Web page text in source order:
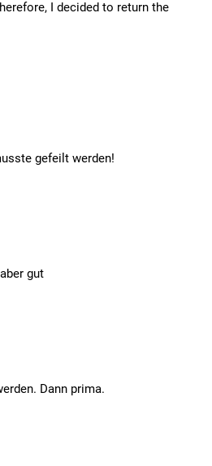
I decided to return the
gefeilt werden!
gut
Dann prima.